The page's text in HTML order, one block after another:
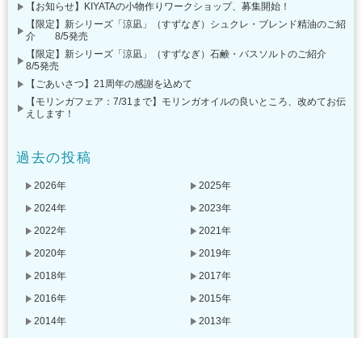
【お知らせ】KIYATAの小物作りワークショップ、募集開始！
【限定】新シリーズ「涼凪」（すずなぎ）シュクレ・ブレンド精油のご紹
介 8/5発売
【限定】新シリーズ「涼凪」（すずなぎ）石鹸・バスソルトのご紹介
8/5発売
【ごあいさつ】21周年の感謝を込めて
【モリンガフェア：7/31まで】モリンガオイルの良いところ、改めてお伝
えします！
過去の投稿
2026年
2025年
2024年
2023年
2022年
2021年
2020年
2019年
2018年
2017年
2016年
2015年
2014年
2013年